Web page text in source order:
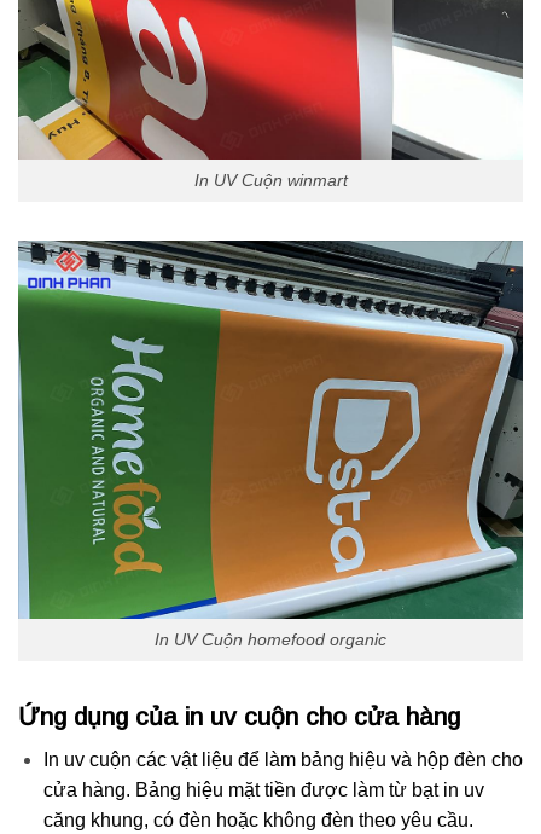
In UV Cuộn winmart
In UV Cuộn homefood organic
Ứng dụng của in uv cuộn cho cửa hàng
In uv cuộn các vật liệu để làm bảng hiệu và hộp đèn cho
cửa hàng. Bảng hiệu mặt tiền được làm từ bạt in uv
căng khung, có đèn hoặc không đèn theo yêu cầu.